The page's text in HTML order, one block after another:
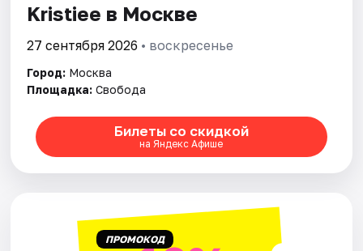
Площадки
Рейтинги
Kristiee в Москве
27 сентября 2026 • воскресенье
Город: Москва
Площадка: Свобода
Билеты со скидкой
на Яндекс Афише
ПРОМОКОД